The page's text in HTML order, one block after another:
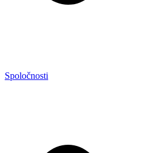
Spoločnosti